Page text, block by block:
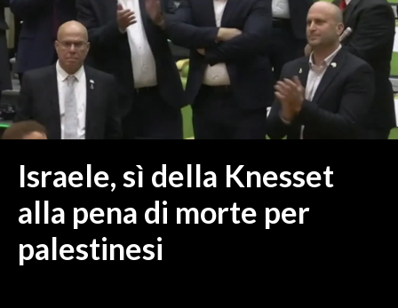
ORISTANO E PROVINCIA
SASSARI E PROVINCIA
GALLURA
NUORO E PROVINCIA
OGLIASTRA
ITALIA
MONDO
Israele, sì della Knesset
alla pena di morte per
palestinesi